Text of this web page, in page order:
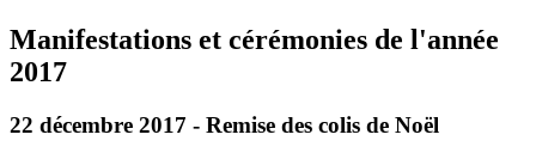
Manifestations et cérémonies de l'année
2017
22 décembre 2017 - Remise des colis de Noël